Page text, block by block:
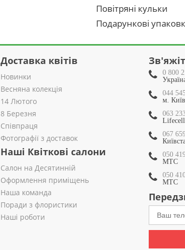
Повітряні кульки
Подарункові
Доставка квітів
Новинки
Весняна колекція
14 Лютого
8 Березня
Співпраця
Фотографії з доставок
Наші Квіткові салони
Салон на Десятинній
Оформлення приміщень
Наша команда
Поради з флористики
Наші роботи
0 800
044
м. Київ
063
Lifecell
067
050
МТС
050
МТС